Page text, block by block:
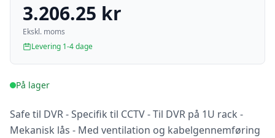
3.206.25 kr
Ekskl. moms
Levering 1-4 dage
På lager
Safe til DVR - Specifik til CCTV - Til DVR på 1U rack -
Mekanisk lås - Med ventilation og kabelgennemføring